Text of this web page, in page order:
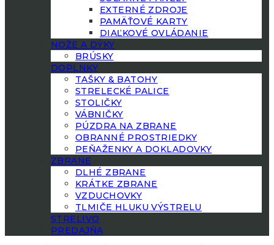
EXTERNÉ ZDROJE
PAMÄŤOVÉ KARTY
DIAĽKOVÉ OVLÁDANIE
NOŽE A DÝKY
BRÚSKY
DOPLNKY
TAŠKY & BATOHY
STRELECKÉ PALICE
STOLIČKY
VÁBNIČKY
PÚZDRA NA ZBRANE
OBRANNÉ PROSTRIEDKY
PEŇAŽENKY A DOKLADOVKY
ZBRANE
DLHÉ ZBRANE
KRÁTKE ZBRANE
VZDUCHOVKY
TLMIČE HLUKU VÝSTRELU
STRELIVO
PREDAJŇA